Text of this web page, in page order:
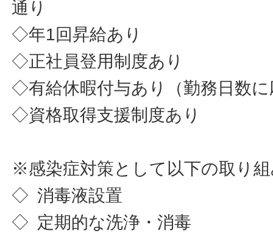
通り
◇年1回昇給あり
◇正社員登用制度あり
◇有給休暇付与あり（勤務日数
◇資格取得支援制度あり
※感染症対策として以下の取り
◇ 消毒液設置
◇ 定期的な洗浄・消毒